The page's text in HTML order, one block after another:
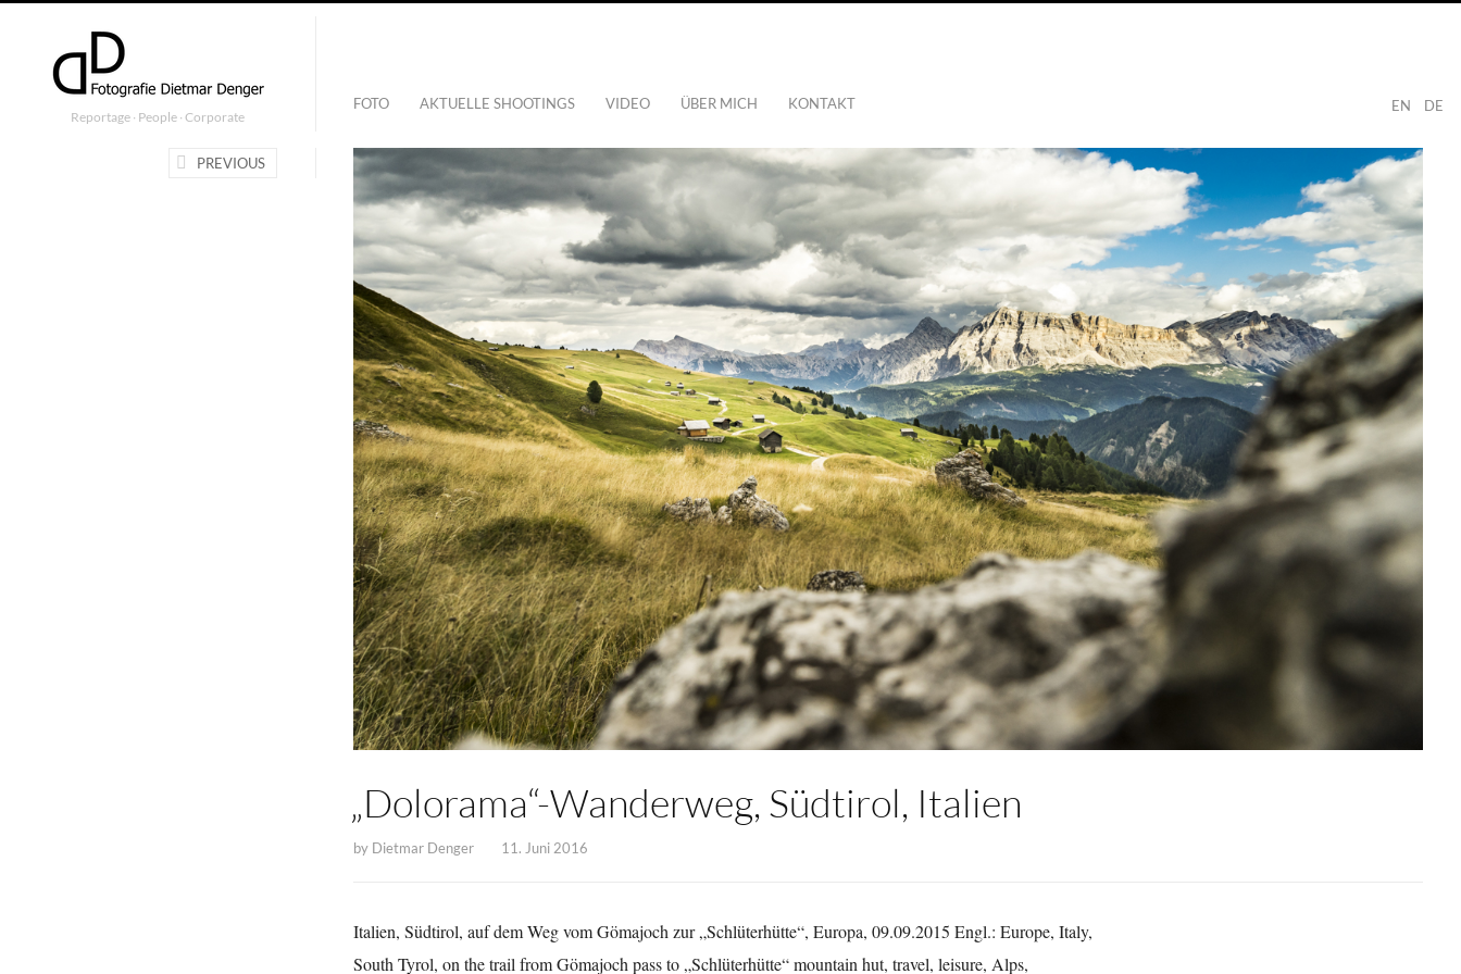
Reportage ∙ People ∙ Corporate
DE
EN
FOTO AKTUELLE SHOOTINGS VIDEO ÜBER MICH KONTAKT
„Dolorama“-Wanderweg, Südtirol, Italien
by Dietmar Denger 11. Juni 2016
Italien, Südtirol, auf dem Weg vom Gömajoch zur „Schlüterhütte“, Europa, 09.09.2015 Engl.: Europe, Italy,
South Tyrol, on the trail from Gömajoch pass to „Schlüterhütte“ mountain hut, travel, leisure, Alps,
PREVIOUS